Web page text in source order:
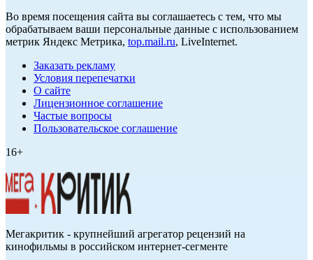
Во время посещения сайта вы соглашаетесь с тем, что мы
обрабатываем ваши персональные данные с использованием
метрик Яндекс Метрика, top.mail.ru, LiveInternet.
Заказать рекламу
Условия перепечатки
О сайте
Лицензионное соглашение
Частые вопросы
Пользовательское соглашение
16+
Мегакритик - крупнейший агрегатор рецензий на
кинофильмы в российском интернет-сегменте